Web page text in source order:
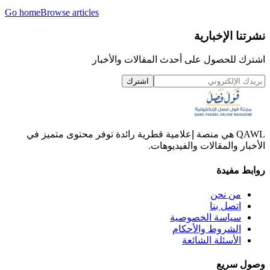
Go homeBrowse articles
نشرتنا الإخبارية
اشترك للحصول على أحدث المقالات والأخبار
اشترك
QAWL هي منصة إعلامية قطرية رائدة توفر محتوى متميز في
الأخبار والمقالات والفيديوهات.
روابط مفيدة
من نحن
اتصل بنا
سياسة الخصوصية
الشروط والأحكام
الأسئلة الشائعة
وصول سريع